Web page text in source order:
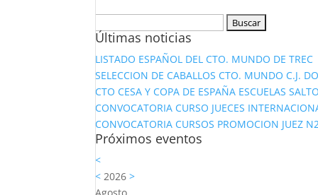
Últimas noticias
LISTADO ESPAÑOL DEL CTO. MUNDO DE TREC
SELECCION DE CABALLOS CTO. MUNDO C.J.
CTO CESA Y COPA DE ESPAÑA ESCUELAS
CONVOCATORIA CURSO JUECES
CONVOCATORIA CURSOS PROMOCION JUEZ
Próximos eventos
<
< 2026>